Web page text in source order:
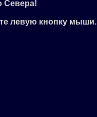
Севера!
левую кнопку мыши.